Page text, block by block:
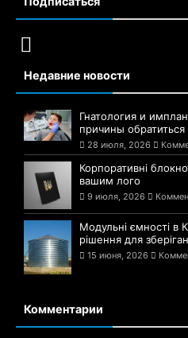
Недавние новости
Гнатология и
причины
28 июля, 2026
Корпоративні
вашим лого
9 июля, 2026
Модульні ємності в
рішення для
15 июня, 2026
Комментарии